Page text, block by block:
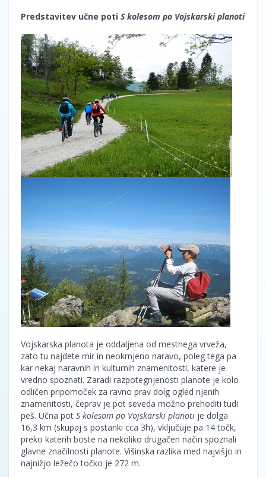
Predstavitev učne poti S kolesom po Vojskarski planoti
Vojskarska planota je oddaljena od mestnega vrveža,
zato tu najdete mir in neokrnjeno naravo, poleg tega pa
kar nekaj naravnih in kulturnih znamenitosti, katere je
vredno spoznati. Zaradi razpotegnjenosti planote je kolo
odličen pripomoček za ravno prav dolg ogled njenih
znamenitosti, čeprav je pot seveda možno prehoditi tudi
peš. Učna pot S kolesom po Vojskarski planoti je dolga
16,3 km (skupaj s postanki cca 3h), vključuje pa 14 točk,
preko katerih boste na nekoliko drugačen način spoznali
glavne značilnosti planote. Višinska razlika med najvišjo in
najnižjo ležečo točko je 272 m.